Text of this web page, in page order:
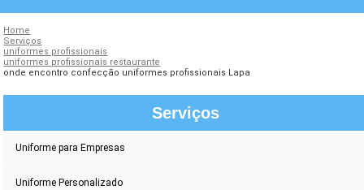
Home
Serviços
uniformes profissionais
uniformes profissionais restaurante
onde encontro confecção uniformes profissionais Lapa
Serviços
Uniforme para Empresas
Uniforme Personalizado